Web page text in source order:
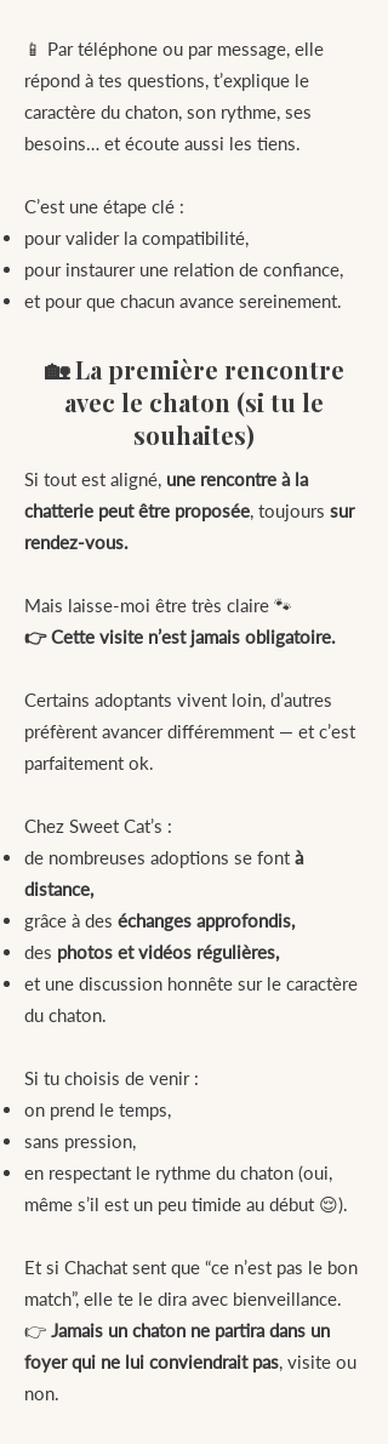
📱 Par téléphone ou par message, elle
répond à tes questions, t’explique le
caractère du chaton, son rythme, ses
besoins… et écoute aussi les tiens.
C’est une étape clé :
pour valider la compatibilité,
pour instaurer une relation de confiance,
et pour que chacun avance sereinement.
🏡 La première rencontre
avec le chaton (si tu le
souhaites)
Si tout est aligné, une rencontre à la
chatterie peut être proposée, toujours sur
rendez-vous.
Mais laisse-moi être très claire 🐾
👉 Cette visite n’est jamais obligatoire.
Certains adoptants vivent loin, d’autres
préfèrent avancer différemment — et c’est
parfaitement ok.
Chez Sweet Cat’s :
de nombreuses adoptions se font à
distance,
grâce à des échanges approfondis,
des photos et vidéos régulières,
et une discussion honnête sur le caractère
du chaton.
Si tu choisis de venir :
on prend le temps,
sans pression,
en respectant le rythme du chaton (oui,
même s’il est un peu timide au début 😌).
Et si Chachat sent que “ce n’est pas le bon
match”, elle te le dira avec bienveillance.
👉 Jamais un chaton ne partira dans un
foyer qui ne lui conviendrait pas, visite ou
non.